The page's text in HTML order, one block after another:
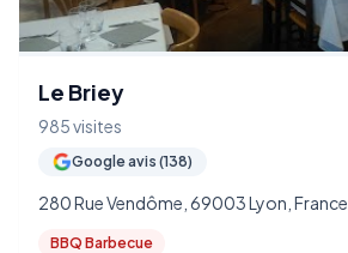
Le Briey
985 visites
Google avis (138)
280 Rue Vendôme, 69003 Lyon, France
BBQ Barbecue